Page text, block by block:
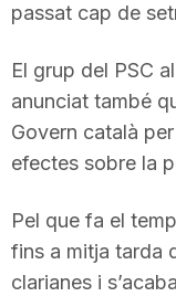
passat cap de
El grup del PSC
anunciat també
Govern català
efectes sobre la
Pel que fa el
fins a mitja tarda
clarianes i